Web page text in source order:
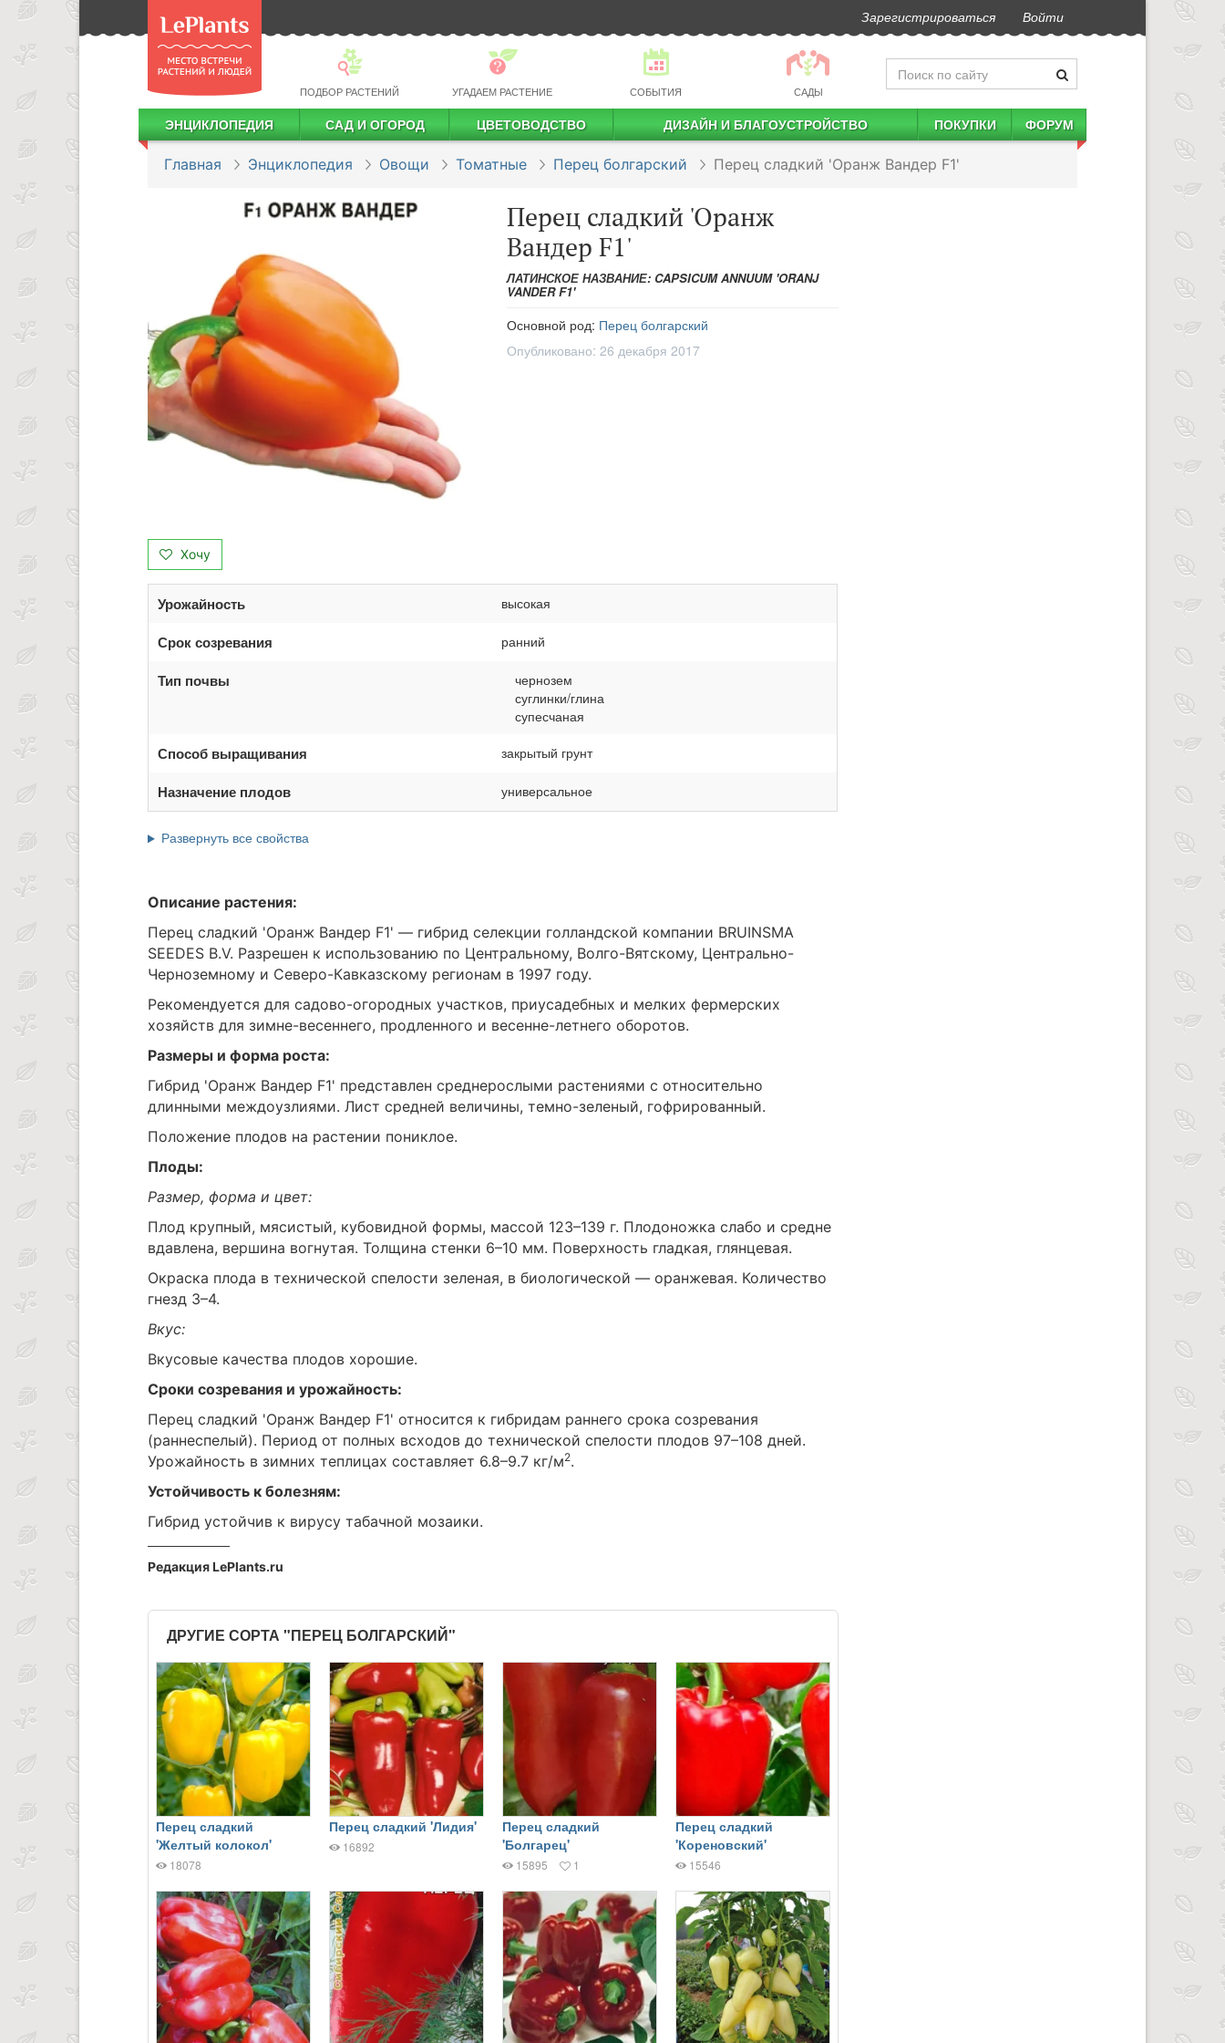
Зарегистрироваться Войти
ПОДБОР РАСТЕНИЙ УГАДАЕМ РАСТЕНИЕ СОБЫТИЯ САДЫ
ЭНЦИКЛОПЕДИЯ САД И ОГОРОД ЦВЕТОВОДСТВО ДИЗАЙН И БЛАГОУСТРОЙСТВО ПОКУПКИ ФОРУМ
Главная Энциклопедия Овощи Томатные Перец болгарский Перец сладкий 'Оранж Вандер F1'
Перец сладкий 'Оранж
Вандер F1'
ЛАТИНСКОЕ НАЗВАНИЕ: CAPSICUM ANNUUM 'ORANJ
VANDER F1'
Основной род: Перец болгарский
Опубликовано: 26 декабря 2017
Хочу
Урожайность высокая
Срок созревания ранний
Тип почвы
чернозем
суглинки/глина
супесчаная
Способ выращивания закрытый грунт
Назначение плодов универсальное
Развернуть все свойства
Описание растения:
Перец сладкий 'Оранж Вандер F1' — гибрид селекции голландской компании BRUINSMA
SEEDES B.V. Разрешен к использованию по Центральному, Волго-Вятскому, Центрально-
Черноземному и Северо-Кавказскому регионам в 1997 году.
Рекомендуется для садово-огородных участков, приусадебных и мелких фермерских
хозяйств для зимне-весеннего, продленного и весенне-летнего оборотов.
Размеры и форма роста:
Гибрид 'Оранж Вандер F1' представлен среднерослыми растениями с относительно
длинными междоузлиями. Лист средней величины, темно-зеленый, гофрированный.
Положение плодов на растении пониклое.
Плоды:
Размер, форма и цвет:
Плод крупный, мясистый, кубовидной формы, массой 123–139 г. Плодоножка слабо и средне
вдавлена, вершина вогнутая. Толщина стенки 6–10 мм. Поверхность гладкая, глянцевая.
Окраска плода в технической спелости зеленая, в биологической — оранжевая. Количество
гнезд 3–4.
Вкус:
Вкусовые качества плодов хорошие.
Сроки созревания и урожайность:
Перец сладкий 'Оранж Вандер F1' относится к гибридам раннего срока созревания
(раннеспелый). Период от полных всходов до технической спелости плодов 97–108 дней.
Урожайность в зимних теплицах составляет 6.8–9.7 кг/м2.
Устойчивость к болезням:
Гибрид устойчив к вирусу табачной мозаики.
Редакция LePlants.ru
ДРУГИЕ СОРТА "ПЕРЕЦ БОЛГАРСКИЙ"
Перец сладкий
'Желтый колокол'
18078
Перец сладкий 'Лидия'
16892
Перец сладкий
'Болгарец'
15895 1
Перец сладкий
'Кореновский'
15546